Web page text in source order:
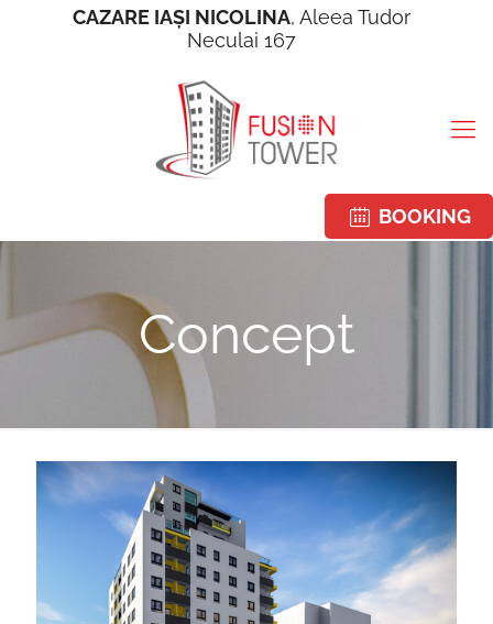
CAZARE IAŞI NICOLINA, Aleea Tudor
Neculai 167
BOOKING
Concept